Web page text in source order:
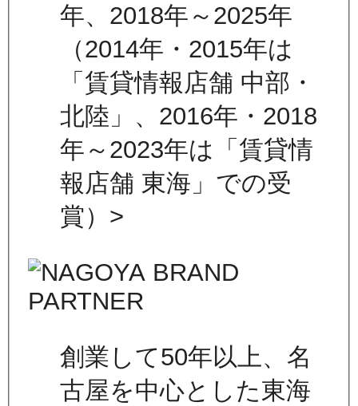
年、2018年～2025年
（2014年・2015年は
「賃貸情報店舗 中部・
北陸」、2016年・2018
年～2023年は「賃貸情
報店舗 東海」での受
賞）>
創業して50年以上、名
古屋を中心とした東海